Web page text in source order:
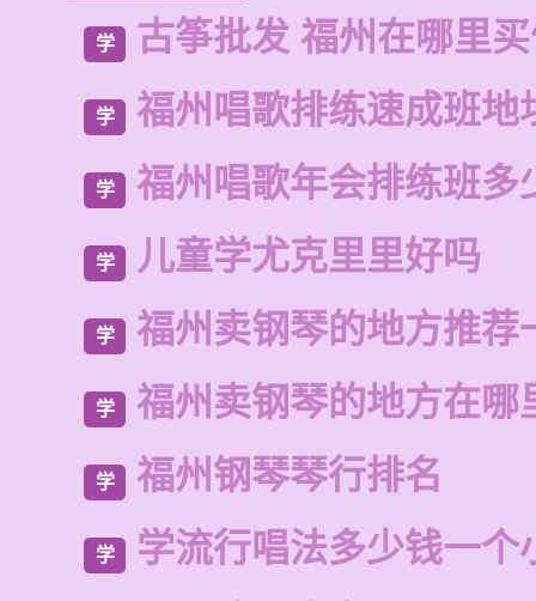
学 古筝批发 福州在哪里
学 福州唱歌排练速成班地
学 福州唱歌年会排练班多
学 儿童学尤克里里好吗
学 福州卖钢琴的地方推荐
学 福州卖钢琴的地方在哪
学 福州钢琴琴行排名
学
学流行唱法多少钱一个